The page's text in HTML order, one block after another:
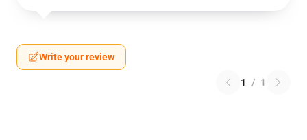
Write your review
1 / 1